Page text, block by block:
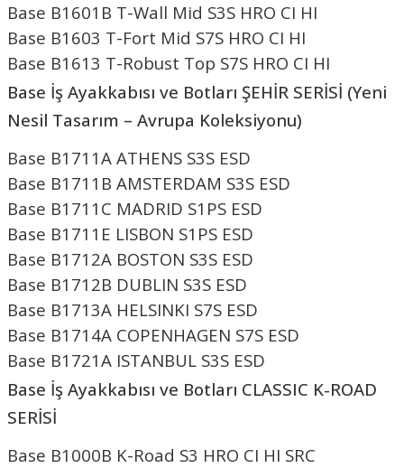
Base B1601B T-Wall Mid S3S HRO CI HI
Base B1603 T-Fort Mid S7S HRO CI HI
Base B1613 T-Robust Top S7S HRO CI HI
Base İş Ayakkabısı ve Botları ŞEHİR SERİSİ (Yeni
Nesil Tasarım – Avrupa Koleksiyonu)
Base B1711A ATHENS S3S ESD
Base B1711B AMSTERDAM S3S ESD
Base B1711C MADRID S1PS ESD
Base B1711E LISBON S1PS ESD
Base B1712A BOSTON S3S ESD
Base B1712B DUBLIN S3S ESD
Base B1713A HELSINKI S7S ESD
Base B1714A COPENHAGEN S7S ESD
Base B1721A ISTANBUL S3S ESD
Base İş Ayakkabısı ve Botları CLASSIC K-ROAD
SERİSİ
Base B1000B K-Road S3 HRO CI HI SRC